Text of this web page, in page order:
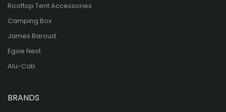
Rooftop Tent Accessories
Camping Box
James Baroud
Egoe Nest
Alu-Cab
BRANDS